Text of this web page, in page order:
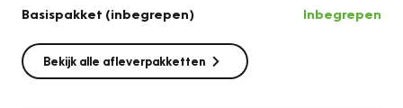
Basispakket (inbegrepen) Inbegrepen
Bekijk alle afleverpakketten